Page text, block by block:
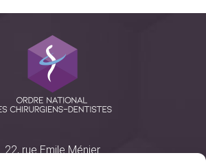
22, rue Emile Ménier